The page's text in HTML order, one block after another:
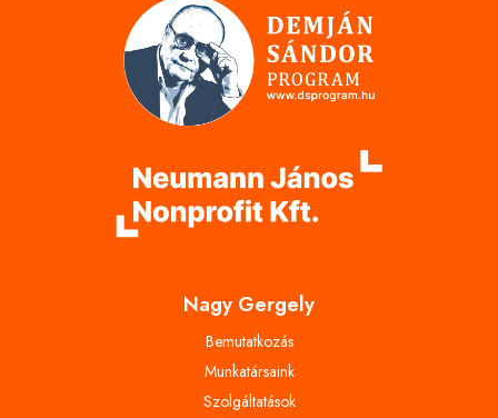
Nagy Gergely
Bemutatkozás
Munkatársaink
Szolgáltatások